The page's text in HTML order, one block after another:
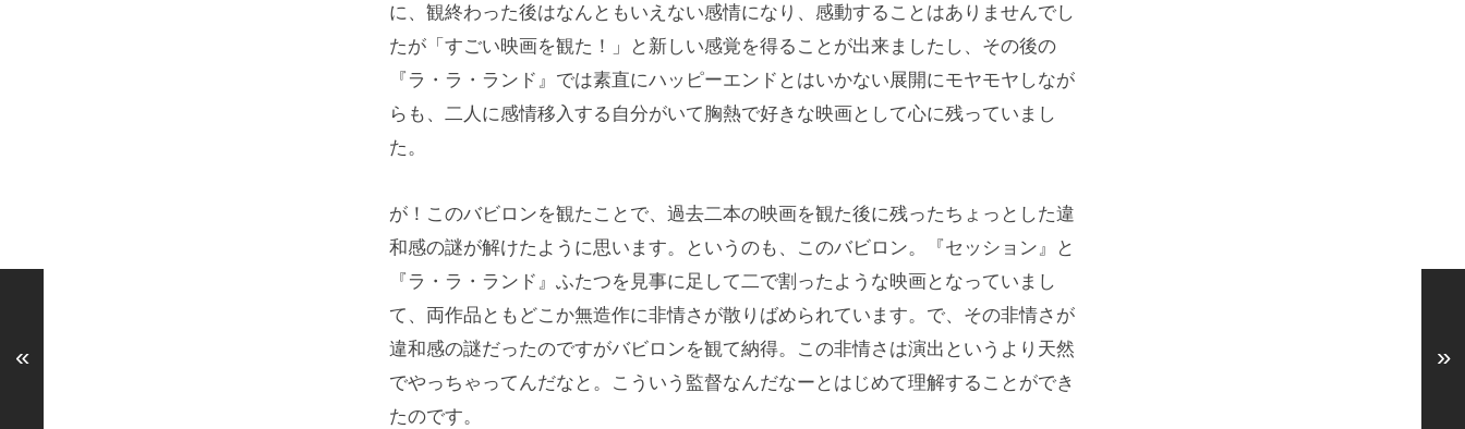
に、観終わった後はなんともいえない感情になり、感動することはありませんでし
たが「すごい映画を観た！」と新しい感覚を得ることが出来ましたし、その後の
『ラ・ラ・ランド』では素直にハッピーエンドとはいかない展開にモヤモヤしなが
らも、二人に感情移入する自分がいて胸熱で好きな映画として心に残っていまし
た。
が！このバビロンを観たことで、過去二本の映画を観た後に残ったちょっとした違
和感の謎が解けたように思います。というのも、このバビロン。『セッション』と
『ラ・ラ・ランド』ふたつを見事に足して二で割ったような映画となっていまし
て、両作品ともどこか無造作に非情さが散りばめられています。で、その非情さが
違和感の謎だったのですがバビロンを観て納得。この非情さは演出というより天然
でやっちゃってんだなと。こういう監督なんだなーとはじめて理解することができ
たのです。
« »